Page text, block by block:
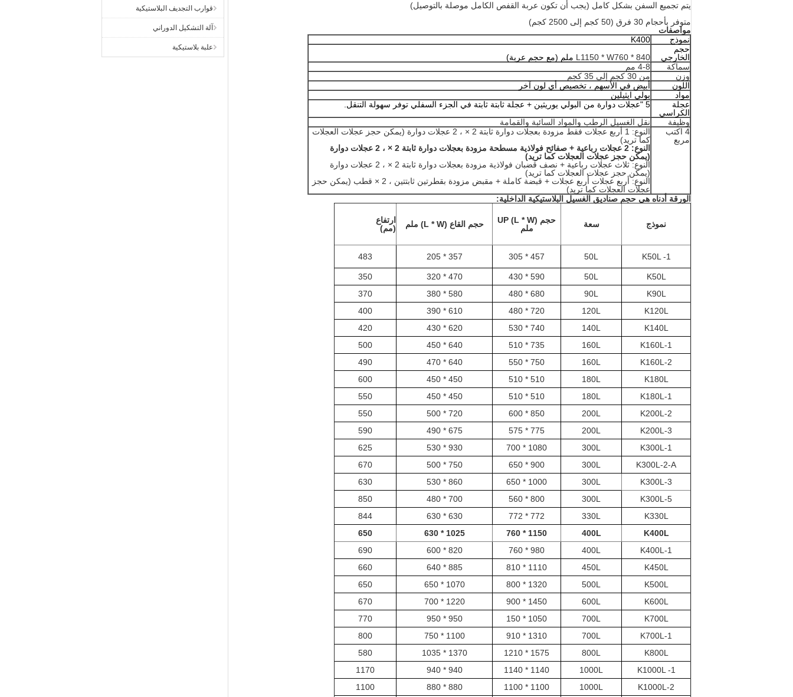
قوارب التجديف البلاستيكية
آلة التشكيل الدوراني
علبة بلاستيكية
يتم تجميع السفن بشكل كامل (يجب أن تكون عربة القفص الكامل موصلة بالتوصيل)
متوفر بأحجام 30 فرق (50 كجم إلى 2500 كجم)
مواصفات
نموذج
K400
حجم
الخارجي
L1150 * W760 * 840 ملم (مع حجم عربة)
سماكة
4-8 مم
وزن
من 30 كجم إلى 35 كجم
اللون
أبيض في الأسهم ، تخصيص أي لون آخر
مواد
بولي ايثيلين
عجلة
الكراسي
5 "عجلات دوارة من البولي يوريثين + عجلة ثابتة ثابتة في الجزء السفلي توفر سهولة التنقل.
وظيفة
نقل الغسيل الرطب والمواد السائبة والقمامة
4 اكتب
مربع
النوع: 1 أربع عجلات فقط مزودة بعجلات دوارة ثابتة 2 × ، 2 عجلات دوارة (يمكن حجز عجلات العجلات
كما تريد)
النوع: 2 عجلات رباعية + صفائح فولاذية مسطحة مزودة بعجلات دوارة ثابتة 2 × ، 2 عجلات دوارة
(يمكن حجز عجلات العجلات كما تريد)
النوع: ثلاث عجلات رباعية + نصف قضبان فولاذية مزودة بعجلات دوارة ثابتة 2 × ، 2 عجلات دوارة
(يمكن حجز عجلات العجلات كما تريد)
النوع: أربع عجلات أربع عجلات + قبضة كاملة + مقبض مزودة بقطرتين ثابتتين ، 2 × قطب (يمكن حجز
عجلات العجلات كما تريد)
الورقة أدناه هي حجم صناديق الغسيل البلاستيكية الداخلية:
نموذج سعة
حجم UP (L * W)
ملم
حجم القاع (L * W) ملم
ارتفاع
(مم)
K50L -1
50L
457 * 305
357 * 205
483
K50L
50L
590 * 430
470 * 320
350
K90L
90L
680 * 480
580 * 380
370
K120L
120L
720 * 480
610 * 390
400
K140L
140L
740 * 530
620 * 430
420
K160L-1
160L
735 * 510
640 * 450
500
K160L-2
160L
750 * 550
640 * 470
490
K180L
180L
510 * 510
450 * 450
600
K180L-1
180L
510 * 510
450 * 450
550
K200L-2
200L
850 * 600
720 * 500
550
K200L-3
200L
775 * 575
675 * 490
590
K300L-1
300L
1080 * 700
930 * 530
625
K300L-2-A
300L
900 * 650
750 * 500
670
K300L-3
300L
1000 * 650
860 * 530
630
K300L-5
300L
800 * 560
700 * 480
850
K330L
330L
772 * 772
630 * 630
844
K400L
400L
1150 * 760
1025 * 630
650
K400L-1
400L
980 * 760
820 * 600
690
K450L
450L
1110 * 810
885 * 640
660
K500L
500L
1320 * 800
1070 * 650
650
K600L
600L
1450 * 900
1220 * 700
670
K700L
700L
1050 * 150
950 * 950
770
K700L-1
700L
1310 * 910
1100 * 750
800
K800L
800L
1575 * 1210
1370 * 1035
580
K1000L -1
1000L
1140 * 1140
940 * 940
1170
K1000L-2
1000L
1100 * 1100
880 * 880
1100